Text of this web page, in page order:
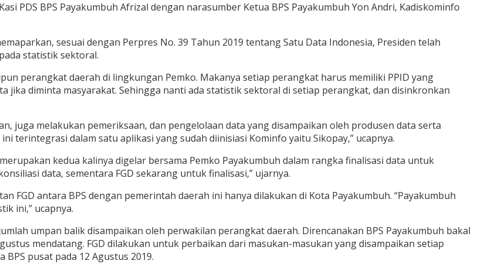
PDS BPS Payakumbuh Afrizal dengan narasumber Ketua BPS Payakumbuh Yon Andri, Kadiskominfo
sesuai dengan Perpres No. 39 Tahun 2019 tentang Satu Data Indonesia, Presiden telah
statistik sektoral.
perangkat daerah di lingkungan Pemko. Makanya setiap perangkat harus memiliki PPID yang
diminta masyarakat. Sehingga nanti ada statistik sektoral di setiap perangkat, dan disinkronkan
juga melakukan pemeriksaan, dan pengelolaan data yang disampaikan oleh produsen data serta
terintegrasi dalam satu aplikasi yang sudah diinisiasi Kominfo yaitu Sikopay,” ucapnya.
kedua kalinya digelar bersama Pemko Payakumbuh dalam rangka finalisasi data untuk
data, sementara FGD sekarang untuk finalisasi,” ujarnya.
FGD antara BPS dengan pemerintah daerah ini hanya dilakukan di Kota Payakumbuh. “Payakumbuh
ini,” ucapnya.
umpan balik disampaikan oleh perwakilan perangkat daerah. Direncanakan BPS Payakumbuh bakal
mendatang. FGD dilakukan untuk perbaikan dari masukan-masukan yang disampaikan setiap
pusat pada 12 Agustus 2019.